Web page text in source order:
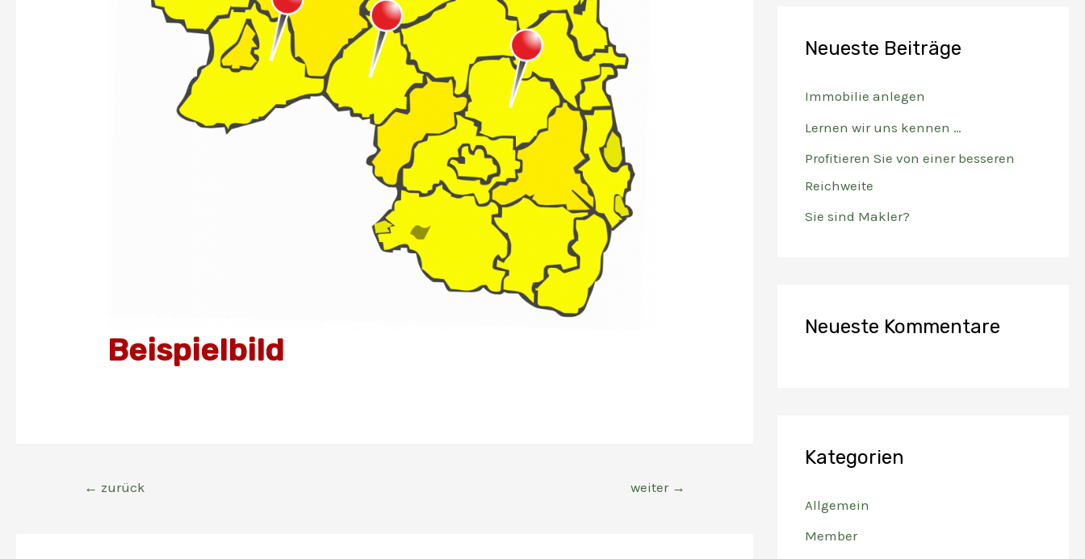
Beispielbild
← zurück weiter →
n
h
:
Neueste Beiträge
Immobilie anlegen
Lernen wir uns kennen …
Profitieren Sie von einer besseren
Reichweite
Sie sind Makler?
Neueste Kommentare
Kategorien
Allgemein
Member